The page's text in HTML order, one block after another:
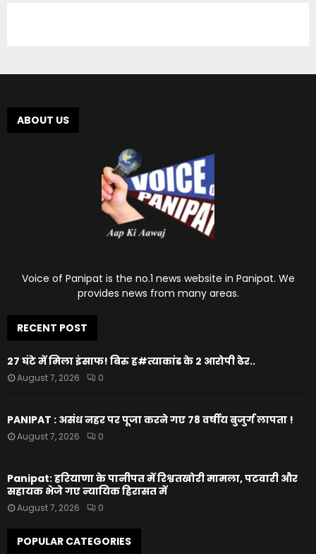
ABOUT US
Voice of Panipat is the no.1 news website in Panipat. We
provides news from many areas.
RECENT POST
27 घंटे में मिला इंसाफ! बिरु ह#त्याकांड के 2 आरोपी ढेर..
August 7, 2026 0
PANIPAT : असंध नहर पर पूजा करने गए 78 वर्षीय बुजुर्ग लापता !
August 7, 2026 0
Panipat: हरियाणा के पानीपत में रिश्वतखोरी मामला, पटवारी और
सहायक भेजे गए न्यायिक हिरासत में
August 7, 2026 0
POPULAR CATEGORIES